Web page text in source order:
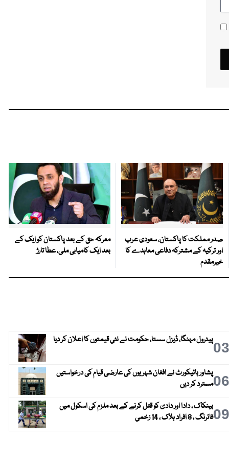
صدر مملکت کا پاکستان، سعودی عرب
اور ترکیہ کے مشترکہ دفاعی معاہدے کا
خیرمقدم
معرکہ حق کے بعد پاکستان کو ایک کے
بعد ایک کامیابی ملی، عطا تارڑ
03پیٹرول مہنگا، ڈیزل سستا، حکومت نے نئی قیمتوں کا اعلان کر دیا
06پشاور ہائیکورٹ نے افغان شہریوں کی عارضی قیام کی درخواستیں
مسترد کر دیں
09بینکاک ، دادا اور دادی کو قتل کرنے کے بعد ملزم کی اسکول میں
فائرنگ ، 8 افراد ہلاک ، 14 زخمی